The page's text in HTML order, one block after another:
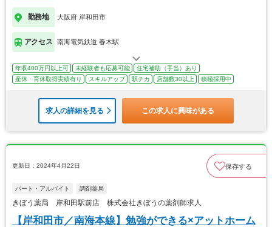
勤務地 大阪府 岸和田市
アクセス 南海電気鉄道 春木駅
年収400万円以上可 未経験者も応募可能
住宅補助（手当）あり
産休・育休取得実績有り
スキルアップ 駅チカ 店舗数30以上 積極採用中
求人の詳細を見る この求人に興味がある
更新日：2024年4月22日 保存する
パート・アルバイト 調剤薬局
きぼう薬局 岸和田駅前店 株式会社きぼうの薬剤師求人
【岸和田市／南海本線】勉強ができる×アットホーム